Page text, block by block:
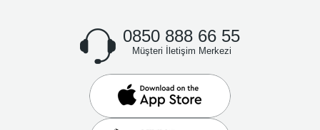
0850 888 66 55
Müşteri İletişim Merkezi